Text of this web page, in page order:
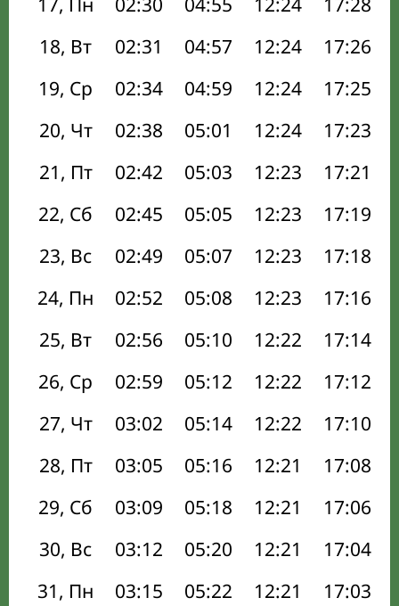
18, Вт
02:31 04:57 12:24 17:26
19, Ср
02:34 04:59 12:24 17:25
20, Чт
02:38 05:01 12:24 17:23
21, Пт
02:42 05:03 12:23 17:21
22, Сб
02:45 05:05 12:23 17:19
23, Вс
02:49 05:07 12:23 17:18
24, Пн
02:52 05:08 12:23 17:16
25, Вт
02:56 05:10 12:22 17:14
26, Ср
02:59 05:12 12:22 17:12
27, Чт
03:02 05:14 12:22 17:10
28, Пт
03:05 05:16 12:21 17:08
29, Сб
03:09 05:18 12:21 17:06
30, Вс
03:12 05:20 12:21 17:04
31, Пн
03:15 05:22 12:21 17:03